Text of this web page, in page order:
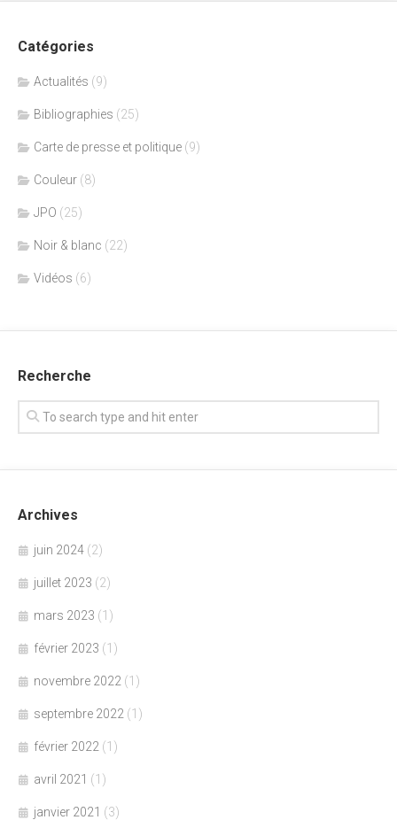
Catégories
Actualités (9)
Bibliographies (25)
Carte de presse et politique (9)
Couleur (8)
JPO (25)
Noir & blanc (22)
Vidéos (6)
Recherche
Archives
juin 2024 (2)
juillet 2023 (2)
mars 2023 (1)
février 2023 (1)
novembre 2022 (1)
septembre 2022 (1)
février 2022 (1)
avril 2021 (1)
janvier 2021 (3)